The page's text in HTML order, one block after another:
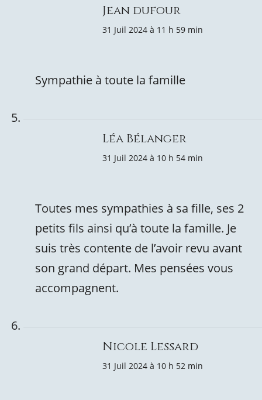
Jean dufour
31 Juil 2024 à 11 h 59 min
Sympathie à toute la famille
Léa Bélanger
31 Juil 2024 à 10 h 54 min
Toutes mes sympathies à sa fille, ses 2
petits fils ainsi qu’à toute la famille. Je
suis très contente de l’avoir revu avant
son grand départ. Mes pensées vous
accompagnent.
Nicole Lessard
31 Juil 2024 à 10 h 52 min